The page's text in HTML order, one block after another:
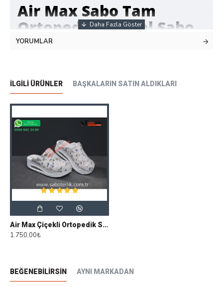
Air Max Sabo Tam
Ortopedik Orjinal Sabo
Terlik
????Önemli Hatırlatma:
ve tam uyum içinlütfen tam ayak numaranızı
sipariş ediniz.
Air Max Sabo, yürürken sunduğu devrimsel tasarımı ve
özel geliştirilmiş katmanlı yapısıyla
darbe dayanıklılığısağlar. Adımlarınızı hafifletirken
vücut dengenizi optimize eden bu yenilikçi zayıflama
terliği, ayak sağlığınızı ve şıklığınızı bir arada sunar.
Öne Çıkan Özellikler
Katmanlı Air Max Teknolojisi:
nitelikteki çok katmanlı taban yapısı, yürüyüş
Terletmeyen Gözenekli Yüzey:
YORUMLAR
İLGILI ÜRÜNLER BAŞKALARIN SATIN ALDIKLARI
Air Max Çiçekli Ortopedik Sabo Terlik
1.750,00₺
BEĞENEBILIRSIN AYNI MARKADAN